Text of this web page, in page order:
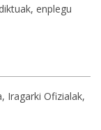
enplegu
Iragarki Ofizialak,